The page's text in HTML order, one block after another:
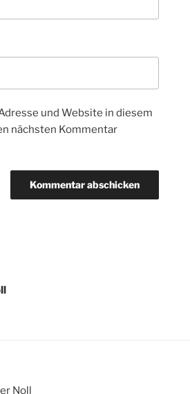
und Website in diesem
nächsten Kommentar
Noll